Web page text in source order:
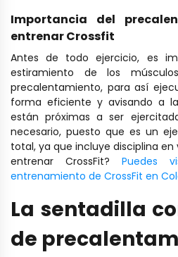
Importancia del
entrenar Crossfit
Antes de todo ejercicio, es
estiramiento de los
precalentamiento, para así
forma eficiente y avisando a
están próximas a ser
necesario, puesto que es un
total, ya que incluye disciplina en
entrenar CrossFit? Puedes
entrenamiento de CrossFit en
La sentadilla
de